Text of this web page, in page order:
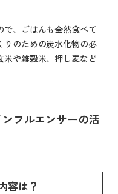
、ごはんも全然食べて
りのための炭水化物の必
米や雑穀米、押し麦など
フルエンサーの活
容は？